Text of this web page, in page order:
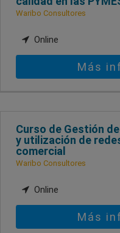
Waribo Consultores
Online
Más
Curso de Gestión
y utilización de
comercial
Waribo Consultores
Online
Más